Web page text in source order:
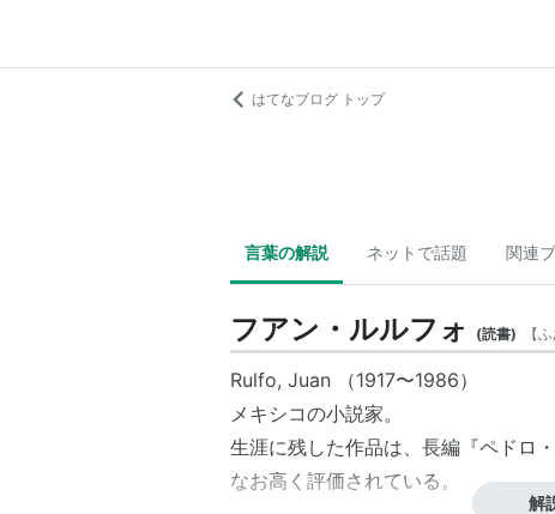
はてなブログ トップ
言葉の解説 ネットで話題 関連
フアン・ルルフォ (読書) 【
Rulfo, Juan （1917〜1986）
メキシコの小説家。
生涯に残した作品は、長編『ペドロ
なお高く評価されている。
解